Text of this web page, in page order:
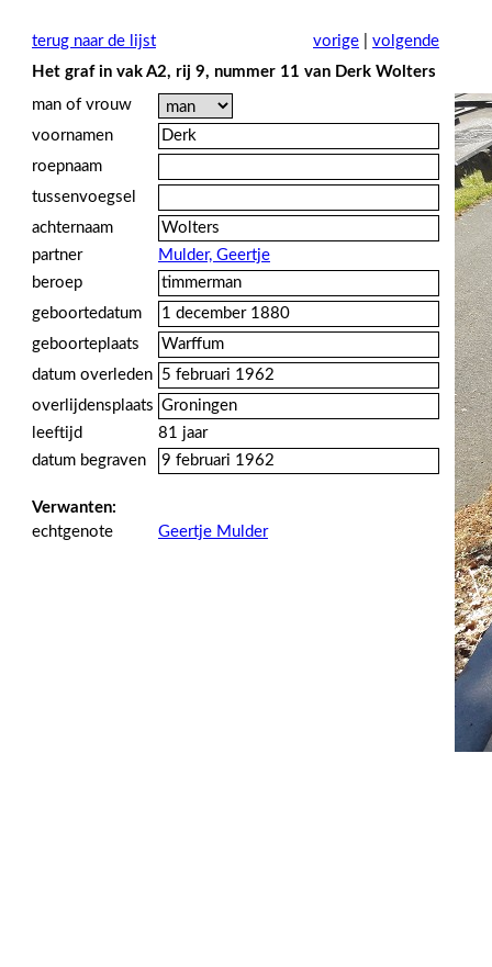
terug naar de lijst vorige
volgende
Het graf in vak A2, rij 9, nummer 11 van Derk Wolters
man of vrouw
voornamen
roepnaam
tussenvoegsel
achternaam
partner
Mulder, Geertje
beroep
geboortedatum
geboorteplaats
datum overleden
overlijdensplaats
leeftijd
81 jaar
datum begraven
Verwanten:
echtgenote
Geertje Mulder